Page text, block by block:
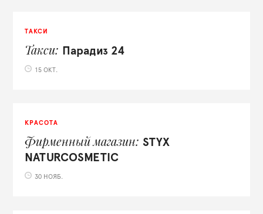
ТАКСИ
Такси Парадиз 24
15 ОКТ.
КРАСОТА
Фирменный магазин
STYX
NATURCOSMETIC
30 НОЯБ.